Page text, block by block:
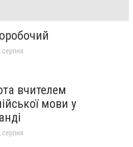
серпня
вчителем
мови у
серпня